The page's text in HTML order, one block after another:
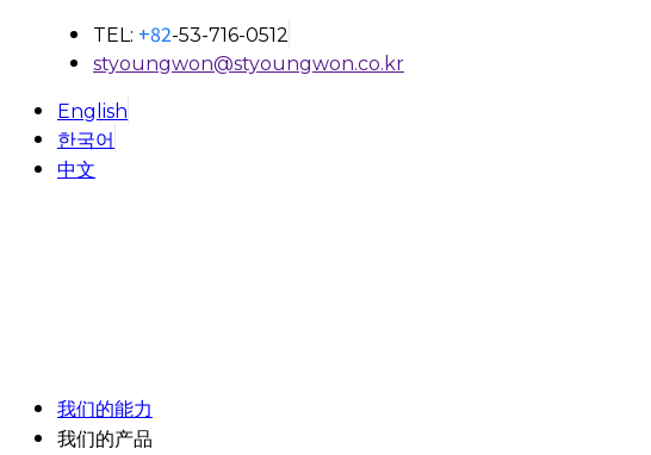
TEL: +82-53-716-0512
styoungwon@styoungwon.co.kr
English
한국어
中文
我们的能力
我们的产品